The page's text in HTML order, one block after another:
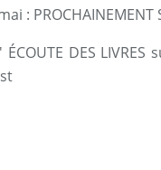
: PROCHAINEMENT
ÉCOUTE DES